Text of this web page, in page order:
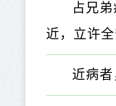
占兄
近，立许全
近病